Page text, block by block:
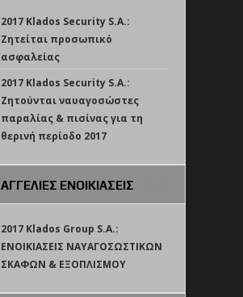
2017 Klados Security S.A.:
Ζητείται προσωπικό
ασφαλείας
2017 Klados Security S.A.:
Ζητούνται ναυαγοσώστες
παραλίας & πισίνας για τη
θερινή περίοδο 2017
ΑΓΓΕΛΙΕΣ ΕΝΟΙΚΙΑΣΕΙΣ
2017 Klados Group S.A.:
ΕΝΟΙΚΙΑΣΕΙΣ ΝΑΥΑΓΟΣΩΣΤΙΚΩΝ
ΣΚΑΦΩΝ & ΕΞΟΠΛΙΣΜΟΥ